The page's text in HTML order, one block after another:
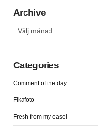
Archive
Categories
Comment of the day
Fikafoto
Fresh from my easel